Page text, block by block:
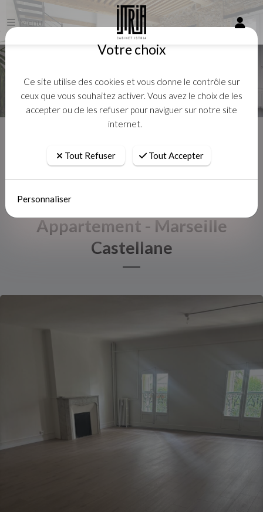
Menu
Appartement - Marseille
Castellane
Votre choix
Ce site utilise des cookies et vous donne le contrôle sur
ceux que vous souhaitez activer. Vous avez le choix de les
accepter ou de les refuser pour naviguer sur notre site
internet.
Tout Refuser Tout Accepter
Personnaliser